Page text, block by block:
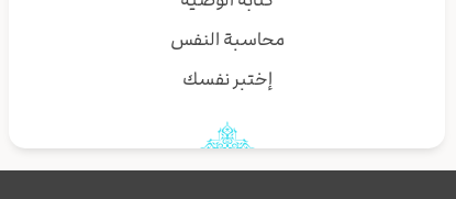
محاسبة النفس
إختبر نفسك